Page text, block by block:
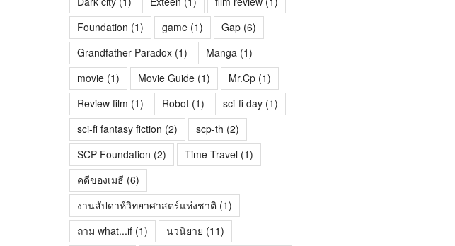
Foundation (1) game(1) Gap(6)
Grandfather Paradox(1) Manga (1)
movie(1) Movie Guide(1) Mr.Cp(1)
Review film (1) Robot(1) sci-fi day(1)
sci-fi fantasy fiction (2) scp-th (2)
SCP Foundation (2) Time Travel(1)
คดีของเมธี (6)
งานสัปดาห์วิทยาศาสตร์แห่งชาติ (1)
ถาม what...if(1) นวนิยาย (11)